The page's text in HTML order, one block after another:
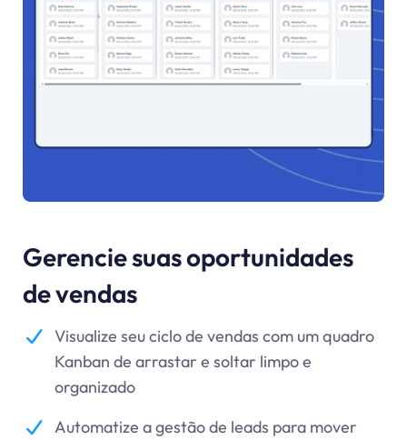
Gerencie suas oportunidades
de vendas
Visualize seu ciclo de vendas com um quadro
Kanban de arrastar e soltar limpo e
organizado
Automatize a gestão de leads para mover